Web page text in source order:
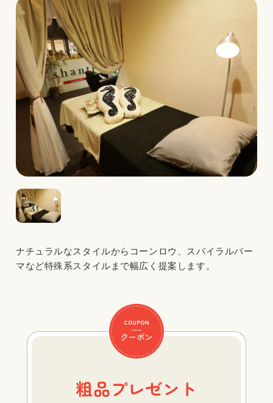
ナチュラルなスタイルからコーンロウ、スパイラルパー
マなど特殊系スタイルまで幅広く提案します。
粗品プレゼント